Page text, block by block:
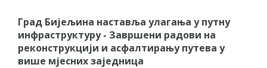
Град Бијељина наставља улагања у путну
инфраструктуру - Завршени радови на
реконструкцији и асфалтирању путева у
више мјесних заједница